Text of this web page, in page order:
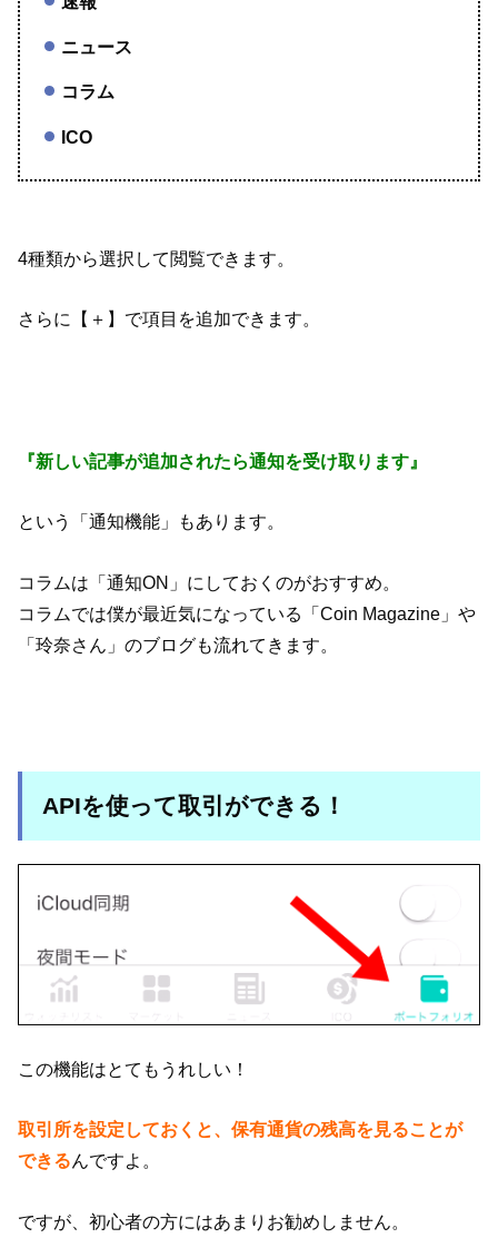
ニュース
コラム
ICO
4種類から選択して閲覧できます。
さらに【＋】で項目を追加できます。
『新しい記事が追加されたら通知を受け取ります』
という「通知機能」もあります。
コラムは「通知ON」にしておくのがおすすめ。
コラムでは僕が最近気になっている「Coin Magazine」や
「玲奈さん」のブログも流れてきます。
APIを使って取引ができる！
この機能はとてもうれしい！
取引所を設定しておくと、保有通貨の残高を見ることが
できるんですよ。
ですが、初心者の方にはあまりお勧めしません。